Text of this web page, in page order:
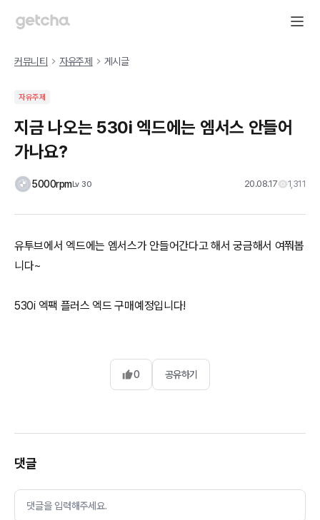
커뮤니티 자유주제 게시글
자유주제
지금 나오는 530i 엑드에는 엠서스 안들어
가나요?
5000rpmLv30 20.08.17 1,311
유투브에서 엑드에는 엠서스가 안들어간다고 해서 궁금해서 여쭤봅
니다~
530i 엑팩 플러스 엑드 구매예정입니다!
0 공유하기
댓글
댓글을 입력해주세요.